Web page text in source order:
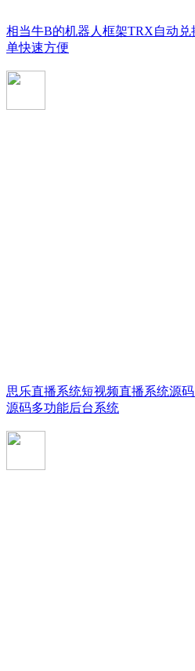
相当牛B的机器人框架TRX自动
单快速方便
思乐直播系统短视频直播系统源
源码多功能后台系统